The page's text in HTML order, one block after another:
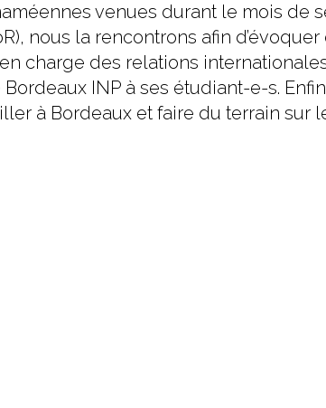
venues durant le mois de
nous la rencontrons afin
charge des relations
INP à ses étudiant-e-s.
à Bordeaux et faire du terrain sur